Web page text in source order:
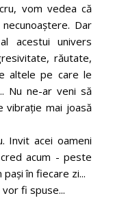
vom vedea că
Dar
acestui univers
răutate,
altele pe care le
Nu ne-ar veni să
vibrație mai joasă
Invit acei oameni
acum - peste
în fiecare zi...
fi spuse...